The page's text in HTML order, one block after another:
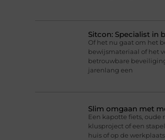
Sitcon: Specialist in
Of het nu gaat om het
bewijsmateriaal of het
betrouwbare
jarenlang een
Slim omgaan met
Een kapotte fiets, oude
klusproject of een
huis of op de